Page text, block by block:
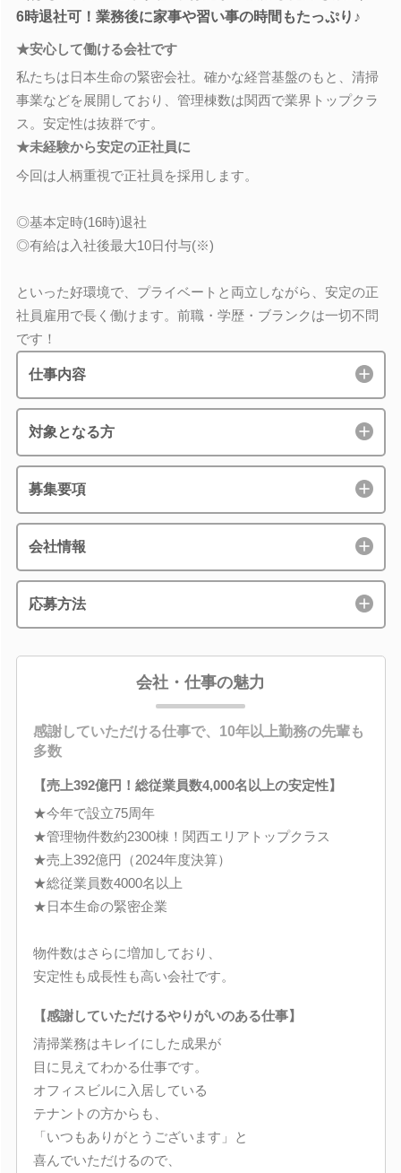
6時退社可！業務後に家事や習い事の時間もたっぷり♪
★安心して働ける会社です
私たちは日本生命の緊密会社。確かな経営基盤のもと、清掃
事業などを展開しており、管理棟数は関西で業界トップクラ
ス。安定性は抜群です。
★未経験から安定の正社員に
今回は人柄重視で正社員を採用します。
◎基本定時(16時)退社
◎有給は入社後最大10日付与(※)
といった好環境で、プライベートと両立しながら、安定の正
社員雇用で長く働けます。前職・学歴・ブランクは一切不問
です！
仕事内容
対象となる方
募集要項
会社情報
応募方法
会社・仕事の魅力
感謝していただける仕事で、10年以上勤務の先輩も
多数
【売上392億円！総従業員数4,000名以上の安定性】
★今年で設立75周年
★管理物件数約2300棟！関西エリアトップクラス
★売上392億円（2024年度決算）
★総従業員数4000名以上
★日本生命の緊密企業
物件数はさらに増加しており、
安定性も成長性も高い会社です。
【感謝していただけるやりがいのある仕事】
清掃業務はキレイにした成果が
目に見えてわかる仕事です。
オフィスビルに入居している
テナントの方からも、
「いつもありがとうございます」と
喜んでいただけるので、